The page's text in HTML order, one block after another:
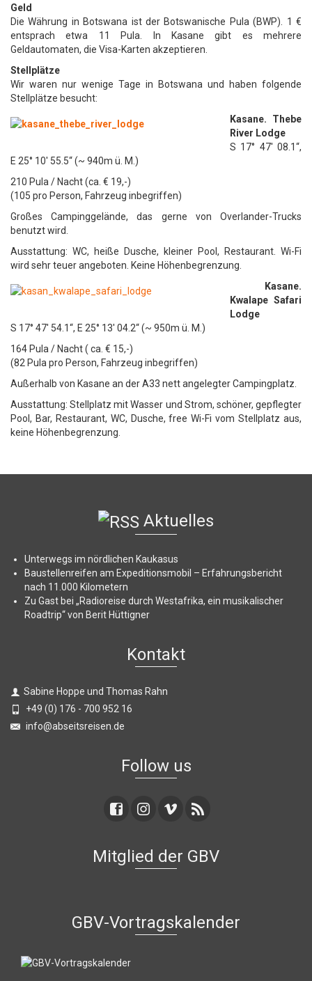
Geld
Die Währung in Botswana ist der Botswanische Pula (BWP). 1 €
entsprach etwa 11 Pula. In Kasane gibt es mehrere
Geldautomaten, die Visa-Karten akzeptieren.
Stellplätze
Wir waren nur wenige Tage in Botswana und haben folgende
Stellplätze besucht:
Kasane. Thebe
River Lodge
S 17° 47′ 08.1“,
E 25° 10′ 55.5“ (~ 940m ü. M.)
210 Pula / Nacht (ca. € 19,-)
(105 pro Person, Fahrzeug inbegriffen)
Großes Campinggelände, das gerne von Overlander-Trucks
benutzt wird.
Ausstattung: WC, heiße Dusche, kleiner Pool, Restaurant. Wi-Fi
wird sehr teuer angeboten. Keine Höhenbegrenzung.
Kasane.
Kwalape Safari
Lodge
S 17° 47′ 54.1“, E 25° 13′ 04.2“ (~ 950m ü. M.)
164 Pula / Nacht ( ca. € 15,-)
(82 Pula pro Person, Fahrzeug inbegriffen)
Außerhalb von Kasane an der A33 nett angelegter Campingplatz.
Ausstattung: Stellplatz mit Wasser und Strom, schöner, gepflegter
Pool, Bar, Restaurant, WC, Dusche, free Wi-Fi vom Stellplatz aus,
keine Höhenbegrenzung.
Aktuelles
Unterwegs im nördlichen Kaukasus
Baustellenreifen am Expeditionsmobil – Erfahrungsbericht
nach 11.000 Kilometern
Zu Gast bei „Radioreise durch Westafrika, ein musikalischer
Roadtrip“ von Berit Hüttigner
Kontakt
Sabine Hoppe und Thomas Rahn
+49 (0) 176 - 700 952 16
info@abseitsreisen.de
Follow us
Mitglied der GBV
GBV-Vortragskalender